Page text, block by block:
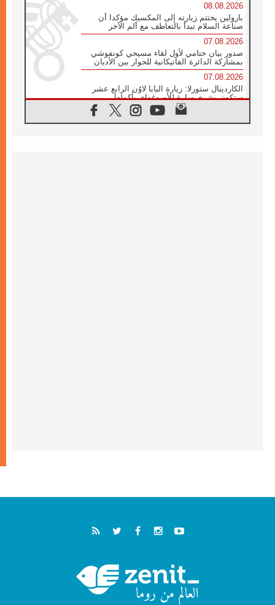
08.08.2026
بارولين يختتم زيارته إلى المكسيك مؤكدا أن
صناعة السلام تبدأ بالتعاطف مع ألم الآخر
07.08.2026
صدور بيان ختامي لأول لقاء مسيحي كونفوشي
بمشاركة الدائرة الفاتيكانية للحوار بين الأديان
07.08.2026
الكاردينال ستورلا: زيارة البابا لاوُن الرابع عشر
ستكون بشرى سارة للأوروغواي بأكملها
الفاتيكان يعلن برنامج الزيارة الرسولية للبابا لاوُن